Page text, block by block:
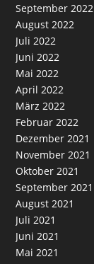
September 2022
August 2022
Juli 2022
Juni 2022
Mai 2022
April 2022
März 2022
Februar 2022
Dezember 2021
November 2021
Oktober 2021
September 2021
August 2021
Juli 2021
Juni 2021
Mai 2021